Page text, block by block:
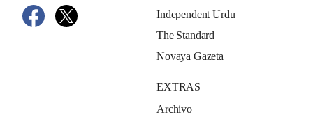
Independent Urdu
The Standard
Novaya Gazeta
EXTRAS
Archivo